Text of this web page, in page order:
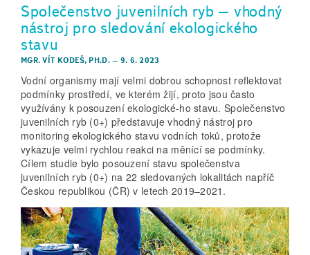
Společenstvo juvenilních ryb – vhodný
nástroj pro sledování ekologického
stavu
MGR. VÍT KODEŠ, PH.D.– 9. 6. 2023
Vodní organismy mají velmi dobrou schopnost reflektovat
podmínky prostředí, ve kterém žijí, proto jsou často
využívány k posouzení ekologické-ho stavu. Společenstvo
juvenilních ryb (0+) představuje vhodný nástroj pro
monitoring ekologického stavu vodních toků, protože
vykazuje velmi rychlou reakci na měnící se podmínky.
Cílem studie bylo posouzení stavu společenstva
juvenilních ryb (0+) na 22 sledovaných lokalitách napříč
Českou republikou (ČR) v letech 2019–2021.